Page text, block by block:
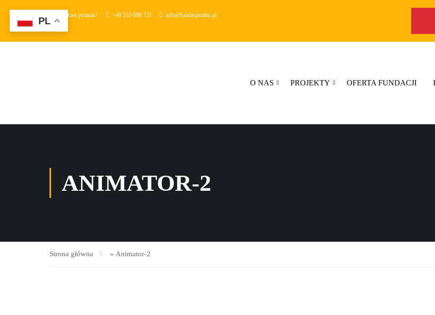
Masz jakieś pytania? +48 533 888 731 info@fundacjanabu.pl
O NAS PROJEKTY OFERTA FUNDACJI
ANIMATOR-2
Strona główna » Animator-2
PL